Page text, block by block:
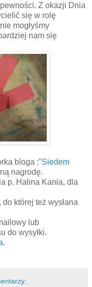
Z okazji Dnia
się w rolę
mogłyśmy
nam się
bloga :"Siedem
nagrodę.
p. Halina Kania, dla
, do której też wysłana
lub
do wysyłki.
.